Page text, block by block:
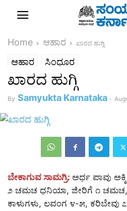
Home ಆಹಾರ ಖಾರದ ಹುಗ್ಗಿ
ಆಹಾರ ಸಿಂಧೂರ
ಖಾರದ ಹುಗ್ಗಿ
By Samyukta Karnataka -
ಬೇಕಾಗುವ ಸಾಮಗ್ರಿ: ಅರ್ಧ ಪಾವು
೨ ಚಮಚ ಧನಿಯಾ, ಜೀರಿಗೆ ೧ ಚಮಚ,
ಕಾಳುಗಳು, ಲವಂಗ ೪-೫, ಕರಿಬೇವು